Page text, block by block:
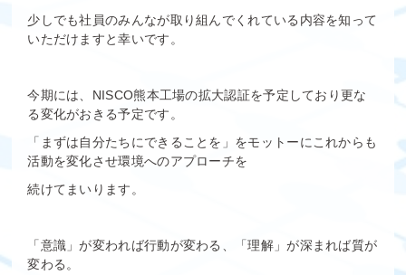
少しでも社員のみんなが取り組んでくれている内容を知って
いただけますと幸いです。
今期には、NISCO熊本工場の拡大認証を予定しており更な
る変化がおきる予定です。
「まずは自分たちにできることを」をモットーにこれからも
活動を変化させ環境へのアプローチを
続けてまいります。
「意識」が変われば行動が変わる、「理解」が深まれば質が
変わる。